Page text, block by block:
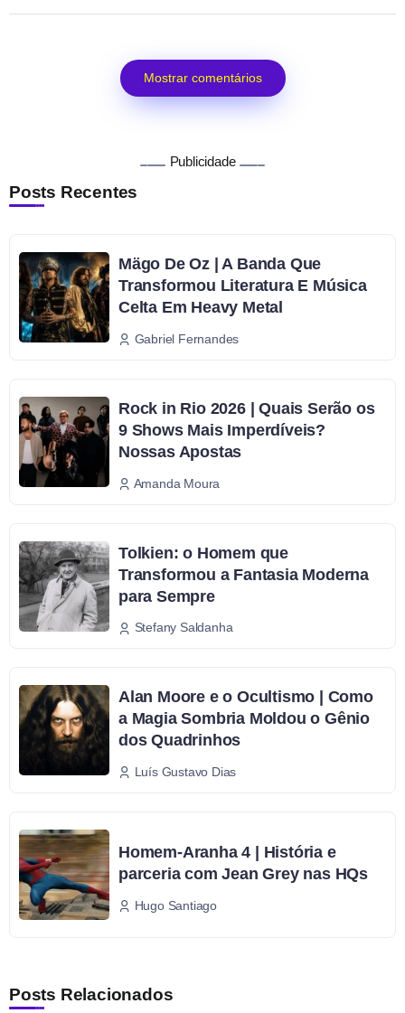
Mostrar comentários
Publicidade
Posts Recentes
Mägo De Oz | A Banda Que
Transformou Literatura E Música
Celta Em Heavy Metal
Gabriel Fernandes
Rock in Rio 2026 | Quais Serão os
9 Shows Mais Imperdíveis?
Nossas Apostas
Amanda Moura
Tolkien: o Homem que
Transformou a Fantasia Moderna
para Sempre
Stefany Saldanha
Alan Moore e o Ocultismo | Como
a Magia Sombria Moldou o Gênio
dos Quadrinhos
Luís Gustavo Dias
Homem-Aranha 4 | História e
parceria com Jean Grey nas HQs
Hugo Santiago
Posts Relacionados